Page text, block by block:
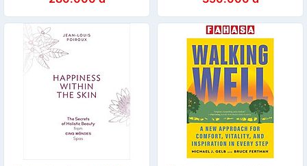
Cycling / Sport
breathing technique that will
revolutionise your health and
fitness by Patrick McKeown